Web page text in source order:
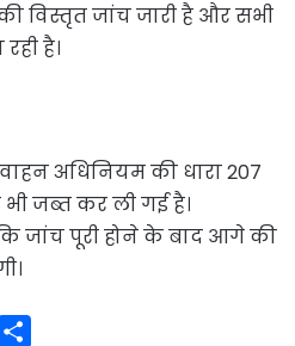
विस्तृत जांच जारी है और सभी
है।
अधिनियम की धारा 207
जब्त कर ली गई है।
जांच पूरी होने के बाद आगे की